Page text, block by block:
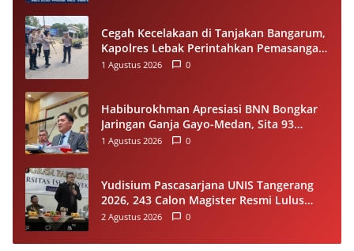
Cegah Kecelakaan di Tanjakan Bangarum,
Kapolres Lebak Perintahkan Pemasangan
Rambu Lalu Lintas
1 Agustus 2026 0
Habiburokhman Apresiasi BNN Bongkar
Jaringan Ganja Gayo-Medan, Sita 93
Kilogram di Sumut
1 Agustus 2026 0
Yudisium Pascasarjana UNIS Tangerang
2026, 243 Calon Magister Resmi Lulus
Siap Diwisuda Oktober
2 Agustus 2026 0